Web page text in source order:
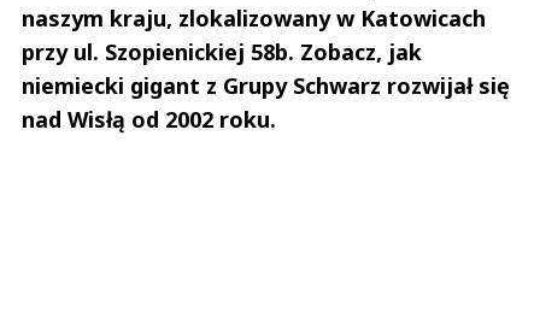
naszym kraju, zlokalizowany w Katowicach
przy ul. Szopienickiej 58b. Zobacz, jak
niemiecki gigant z Grupy Schwarz rozwijał się
nad Wisłą od 2002 roku.